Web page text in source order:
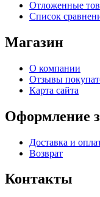
Отложенные
Список
Магазин
О компании
Отзывы
Карта сайта
Оформление
Доставка и
Возврат
Контакты